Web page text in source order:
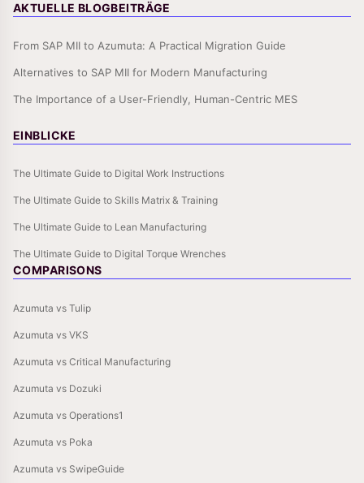
AKTUELLE BLOGBEITRÄGE
From SAP MII to Azumuta: A Practical Migration Guide
Alternatives to SAP MII for Modern Manufacturing
The Importance of a User-Friendly, Human-Centric MES
EINBLICKE
The Ultimate Guide to Digital Work Instructions
The Ultimate Guide to Skills Matrix & Training
The Ultimate Guide to Lean Manufacturing
The Ultimate Guide to Digital Torque Wrenches
COMPARISONS
Azumuta vs Tulip
Azumuta vs VKS
Azumuta vs Critical Manufacturing
Azumuta vs Dozuki
Azumuta vs Operations1
Azumuta vs Poka
Azumuta vs SwipeGuide